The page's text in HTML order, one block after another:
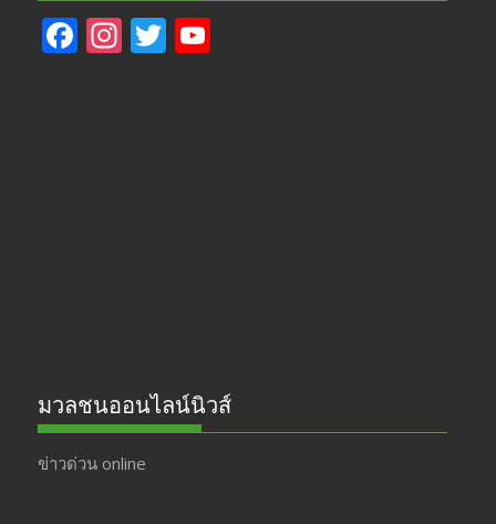
F In T
มวลชนออนไลน์นิวส์
ข่าวด่วน online